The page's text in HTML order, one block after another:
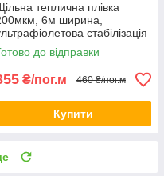
теплична плівка
6м ширина,
стабілізація
місяців, (блакитна)
до відправки
₴/пог.м 460 ₴/пог.м
Купити